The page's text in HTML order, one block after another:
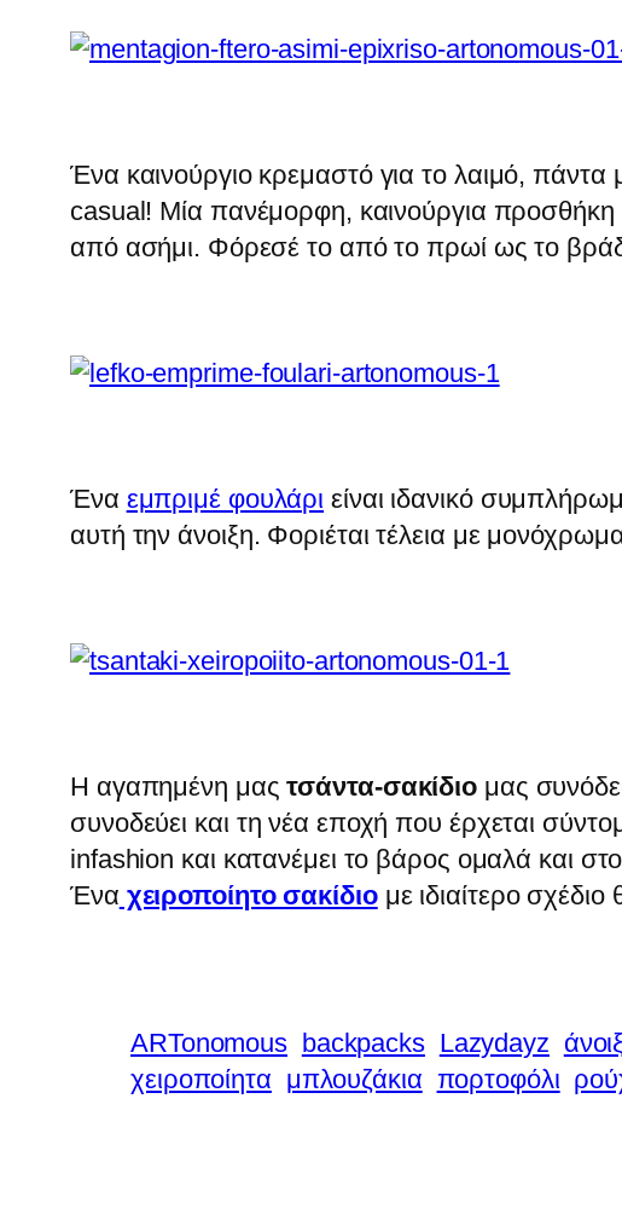
Ένα καινούργιο κρεμαστό για το λαιμό, πάντα
casual! Μία πανέμορφη, καινούργια
από ασήμι. Φόρεσέ το από το πρωί ως το
Ένα εμπριμέ φουλάρι είναι ιδανικό
αυτή την άνοιξη. Φοριέται τέλεια με
Η αγαπημένη μαςτσάντα-σακίδιο μας
συνοδεύει και τη νέα εποχή που έρχεται
infashion και κατανέμει το βάρος ομαλά και
Ένα χειροποίητο σακίδιομε ιδιαίτερο
ARTonomous backpacks Lazydayz
χειροποίητα μπλουζάκια πορτοφόλι